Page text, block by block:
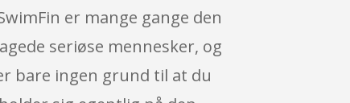
er mange gange den
seriøse mennesker, og
bare ingen grund til at du